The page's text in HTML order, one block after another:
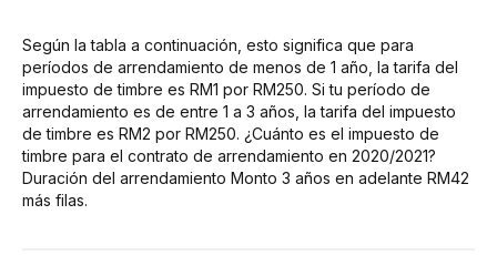
Según la tabla a continuación, esto significa que para
períodos de arrendamiento de menos de 1 año, la tarifa del
impuesto de timbre es RM1 por RM250. Si tu período de
arrendamiento es de entre 1 a 3 años, la tarifa del impuesto
de timbre es RM2 por RM250. ¿Cuánto es el impuesto de
timbre para el contrato de arrendamiento en 2020/2021?
Duración del arrendamiento Monto 3 años en adelante RM42
más filas.